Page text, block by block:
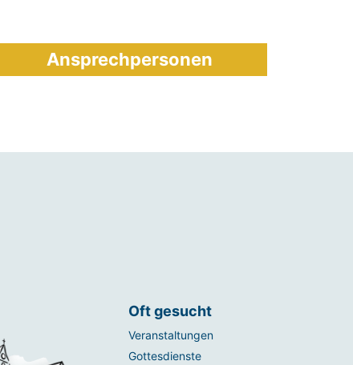
Ansprechpersonen
Oft gesucht
Veranstaltungen
Gottesdienste